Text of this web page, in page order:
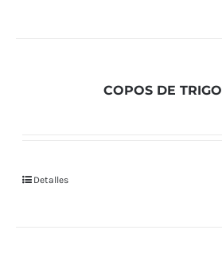
COPOS DE TRIGO
Detalles